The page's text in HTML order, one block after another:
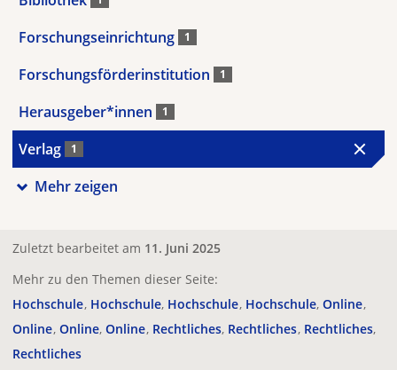
Forschungseinrichtung 1
Forschungsförderinstitution 1
Herausgeber*innen 1
Verlag 1
Mehr zeigen
Zuletzt bearbeitet am 11. Juni 2025
Mehr zu den Themen dieser Seite:
Hochschule Hochschule Hochschule Hochschule Online
Online Online Online Rechtliches Rechtliches Rechtliches
Rechtliches